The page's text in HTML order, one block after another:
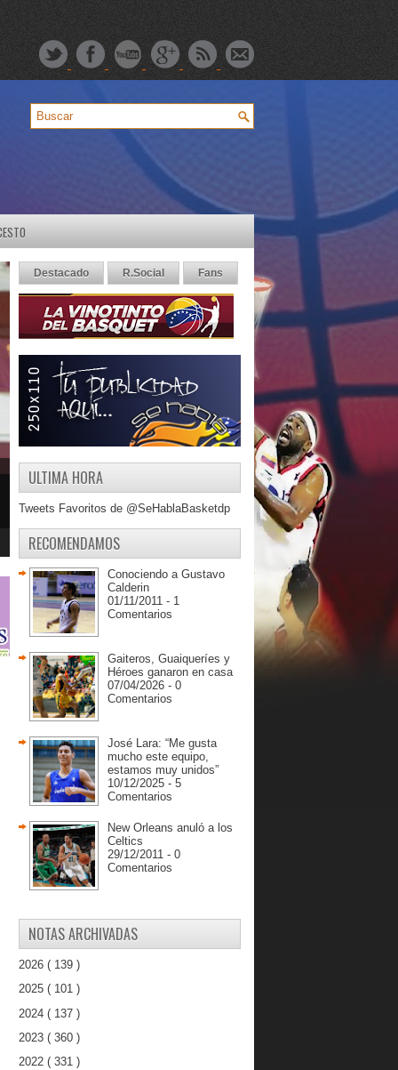
Destacado R.Social Fans
ULTIMA HORA
Tweets Favoritos de @SeHablaBasketdp
RECOMENDAMOS
Conociendo a Gustavo
Calderin
01/11/2011 - 1
Comentarios
Gaiteros, Guaiqueríes y
Héroes ganaron en casa
07/04/2026 - 0
Comentarios
José Lara: “Me gusta
mucho este equipo,
estamos muy unidos”
10/12/2025 - 5
Comentarios
New Orleans anuló a los
Celtics
29/12/2011 - 0
Comentarios
NOTAS ARCHIVADAS
2026 ( 139 )
2025 ( 101 )
2024 ( 137 )
2023 ( 360 )
2022 ( 331 )